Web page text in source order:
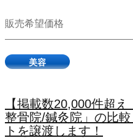
販売希望価格
美容
【掲載数20,000件超
整骨院/鍼灸院」の比
トを譲渡します！